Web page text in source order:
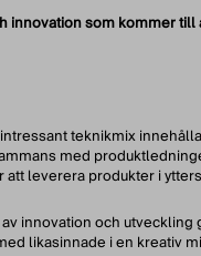
innovation som kommer
teknikmix
med
leverera produkter i
innovation och utveckling
likasinnade i en kreativ